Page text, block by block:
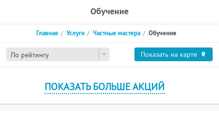
Обучение
По рейтингу
Главная Услуги Частные мастера Обучение
Показать на карте
ПОКАЗАТЬ БОЛЬШЕ АКЦИЙ